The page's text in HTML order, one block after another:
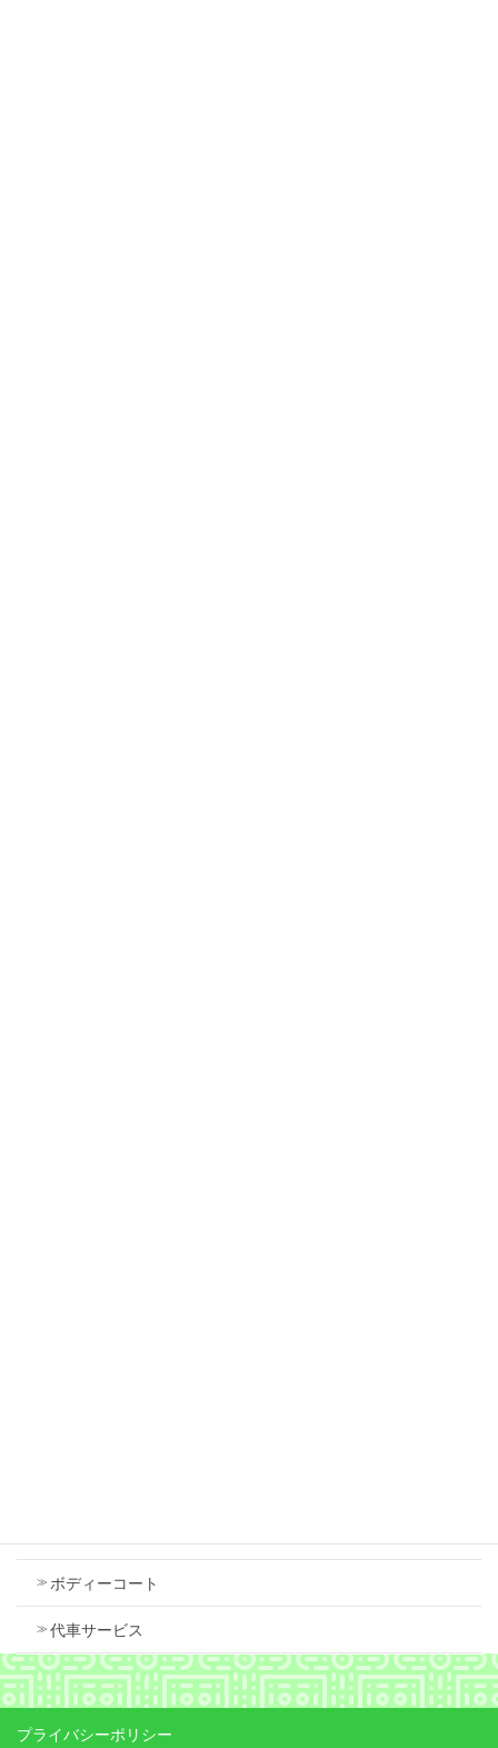
ボディーコート
代車サービス
プライバシーポリシー